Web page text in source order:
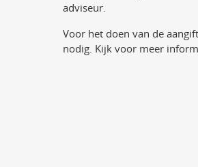
adviseur.
Voor het doen van de
nodig. Kijk voor meer